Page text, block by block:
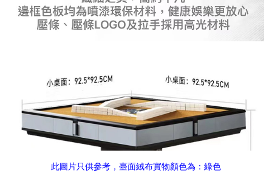
此圖片只供參考，臺面絨布實物顏色為：綠色